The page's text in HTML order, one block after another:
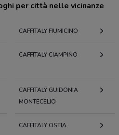
per città nelle vicinanze
CAFFITALY FIUMICINO
CAFFITALY CIAMPINO
CAFFITALY GUIDONIA
MONTECELIO
CAFFITALY OSTIA